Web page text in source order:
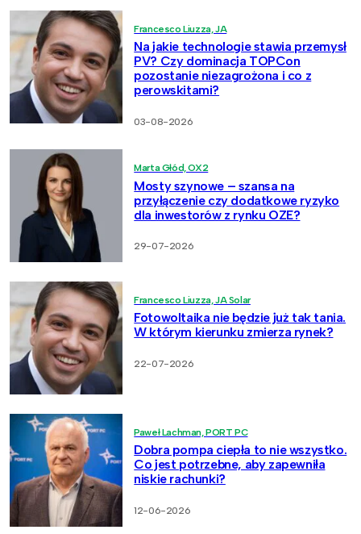
Francesco Liuzza, JA
Na jakie technologie stawia przemysł
PV? Czy dominacja TOPCon
pozostanie niezagrożona i co z
perowskitami?
03-08-2026
Marta Głód, OX2
Mosty szynowe – szansa na
przyłączenie czy dodatkowe ryzyko
dla inwestorów z rynku OZE?
29-07-2026
Francesco Liuzza, JA Solar
Fotowoltaika nie będzie już tak tania.
W którym kierunku zmierza rynek?
22-07-2026
Paweł Lachman, PORT PC
Dobra pompa ciepła to nie wszystko.
Co jest potrzebne, aby zapewniła
niskie rachunki?
12-06-2026